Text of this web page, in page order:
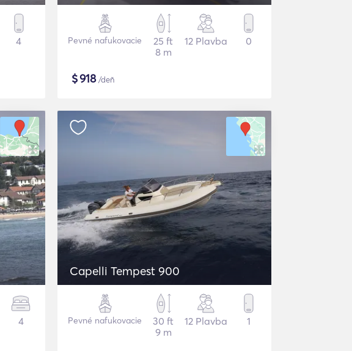
4 Pevné nafukovacie
25 ft
8 m
12 Plavba 0
$918/deň
4
Capelli Tempest 900
Pevné nafukovacie
30 ft
9 m
12 Plavba 1